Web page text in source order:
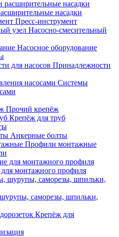
насадки
Пресс-инструмент
Насосно-смесительный
Насосное оборудование
Принадлежности
Системы
Прочий крепёж
Крепёж для труб
Анкерные болты
Профили монтажные
монтажного профиля
саморезы, шпильки,
Крепёж для